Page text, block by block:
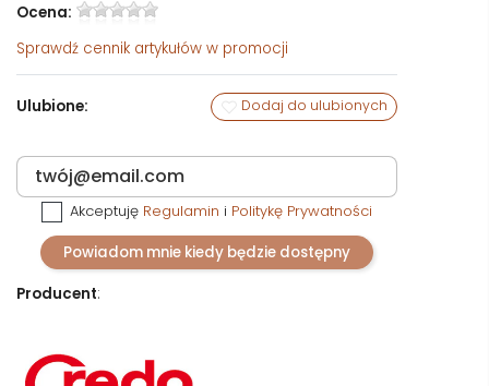
Ocena:
Sprawdź cennik artykułów w promocji
Ulubione: Dodaj do ulubionych
Akceptuję Regulamin i Politykę Prywatności
Powiadom mnie kiedy będzie dostępny
Producent: